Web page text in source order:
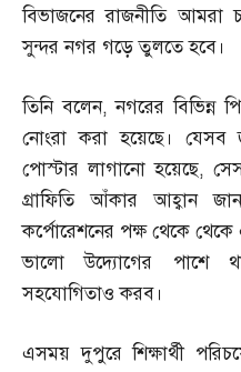
বিভাজনের রাজনীতি আমরা
সুন্দর নগর গড়ে তুলতে হবে।
তিনি বলেন,নগরের বিভিন্ন
নোংরা করা হয়েছে। যেসব
পোস্টার লাগানো হয়েছে,
গ্রাফিতি আঁকার আহ্বান
কর্পোরেশনের পক্ষ থেকে
ভালো উদ্যোগের পাশে
সহযোগিতাও করব।
এসময় দুপুরে শিক্ষার্থী